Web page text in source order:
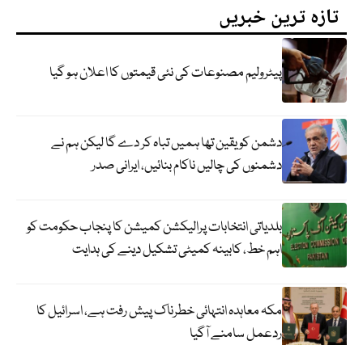
تازہ ترین خبریں
پیٹرولیم مصنوعات کی نئی قیمتوں کا اعلان ہو گیا
دشمن کو یقین تھا ہمیں تباہ کر دے گا لیکن ہم نے
دشمنوں کی چالیں ناکام بنائیں، ایرانی صدر
بلدیاتی انتخابات پرالیکشن کمیشن کا پنجاب حکومت کو
اہم خط، کابینہ کمیٹی تشکیل دینے کی ہدایت
مکہ معاہدہ انتہائی خطرناک پیش رفت ہے، اسرائیل کا
ردعمل سامنے آگیا